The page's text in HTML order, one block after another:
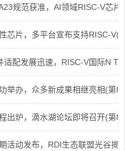
规范获准，AI领域RISC-V芯
芯片，多平台宣布支持RISC-V(
适配发展迅速，RISC-V国际N
举办，众多新成果相继亮相(第
出炉，滴水湖论坛即将召开(第
活动发布，RDI生态联盟光谷揭